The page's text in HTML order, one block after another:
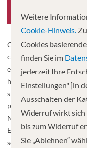
Guiding you past some of
countryside and through
enchanting cities;
holiday is exceptionally
spacious suites and
public spaces, every inch
Navigating the rivers
Emerald Star, Sky, Sun,
some of Europe’s most
Weitere
Cookie-Hinweis.
Cookies
finden Sie im
jederzeit Ihre
Einstellungen" [in
Ausschalten der
Widerruf wirkt sich
bis zum Widerruf
Sie „Ablehnen“